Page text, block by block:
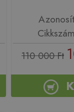
110 000 Ft